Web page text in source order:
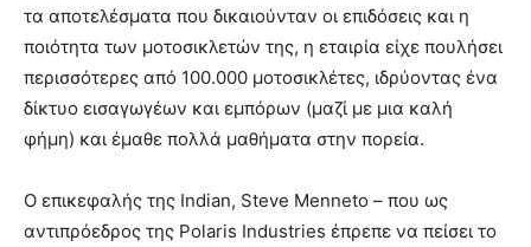
τα αποτελέσματα που δικαιούνταν οι επιδόσεις και η
ποιότητα των μοτοσικλετών της, η εταιρία είχε πουλήσει
περισσότερες από 100.000 μοτοσικλέτες, ιδρύοντας ένα
δίκτυο εισαγωγέων και εμπόρων (μαζί με μια καλή
φήμη) και έμαθε πολλά μαθήματα στην πορεία.
Ο επικεφαλής της Indian, Steve Menneto – που ως
αντιπρόεδρος της Polaris Industries έπρεπε να πείσει το